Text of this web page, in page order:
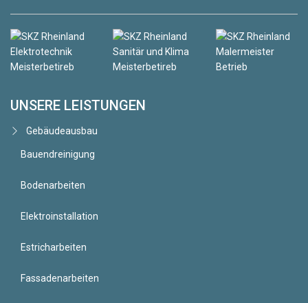
UNSERE LEISTUNGEN
Gebäudeausbau
Bauendreinigung
Bodenarbeiten
Elektroinstallation
Estricharbeiten
Fassadenarbeiten